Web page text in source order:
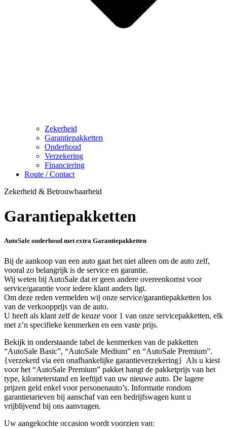
Zekerheid
Garantiepakketten
Onderhoud
Verzekering
Financiering
Route / Contact
Zekerheid & Betrouwbaarheid
Garantiepakketten
AutoSale onderhoud met extra Garantiepakketten
Bij de aankoop van een auto gaat het niet alleen om de auto zelf,
vooral zo belangrijk is de service en garantie.
Wij weten bij AutoSale dat er geen andere overeenkomst voor
service/garantie voor iedere klant anders ligt.
Om deze reden vermelden wij onze service/garantiepakketten los
van de verkoopprijs van de auto.
U heeft als klant zelf de keuze voor 1 van onze servicepakketten, elk
met z’n specifieke kenmerken en een vaste prijs.
Bekijk in onderstaande tabel de kenmerken van de pakketten
“AutoSale Basic”, “AutoSale Medium” en “AutoSale Premium”.
{verzekerd via een onafhankelijke garantieverzekering} Als u kiest
voor het “AutoSale Premium” pakket hangt de pakketprijs van het
type, kilometerstand en leeftijd van uw nieuwe auto. De lagere
prijzen geld enkel voor personenauto’s. Informatie rondom
garantietarieven bij aanschaf van een bedrijfswagen kunt u
vrijblijvend bij ons aanvragen.
Uw aangekochte occasion wordt voorzien van: